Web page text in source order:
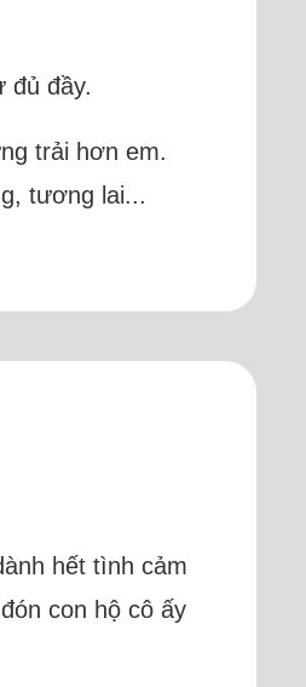
đủ đầy.
trải hơn em.
tương lai...
hết tình cảm
con hộ cô ấy